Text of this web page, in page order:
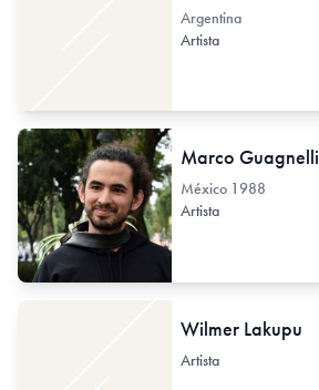
Argentina
Artista
Marco Guagnelli
México 1988
Artista
Wilmer Lakupu
Artista